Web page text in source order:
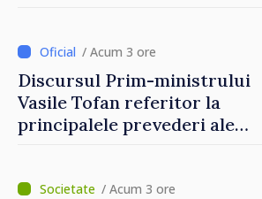
/ Acum 3 ore
Discursul Prim-ministrului
Vasile Tofan referitor la
principalele prevederi ale
/ Acum 3 ore